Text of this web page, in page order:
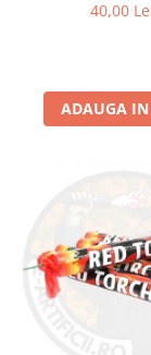
40,00
ADAUGA IN